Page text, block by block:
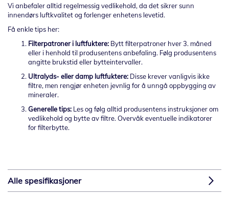
Vi anbefaler alltid regelmessig vedlikehold, da det sikrer sunn
innendørs luftkvalitet og forlenger enhetens levetid.
Få enkle tips her:
Filterpatroner i luftfuktere: Bytt filterpatroner hver 3. måned
eller i henhold til produsentens anbefaling. Følg produsentens
angitte brukstid eller bytteintervaller.
Ultralyds- eller damp luftfuktere: Disse krever vanligvis ikke
filtre, men rengjør enheten jevnlig for å unngå oppbygging av
mineraler.
Generelle tips: Les og følg alltid produsentens instruksjoner om
vedlikehold og bytte av filtre. Overvåk eventuelle indikatorer
for filterbytte.
Alle spesifikasjoner